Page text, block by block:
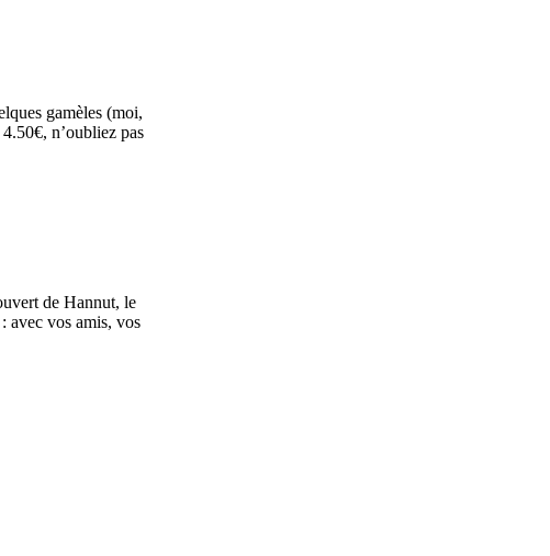
gamèles (moi,
n’oubliez pas
de Hannut, le
avec vos amis, vos